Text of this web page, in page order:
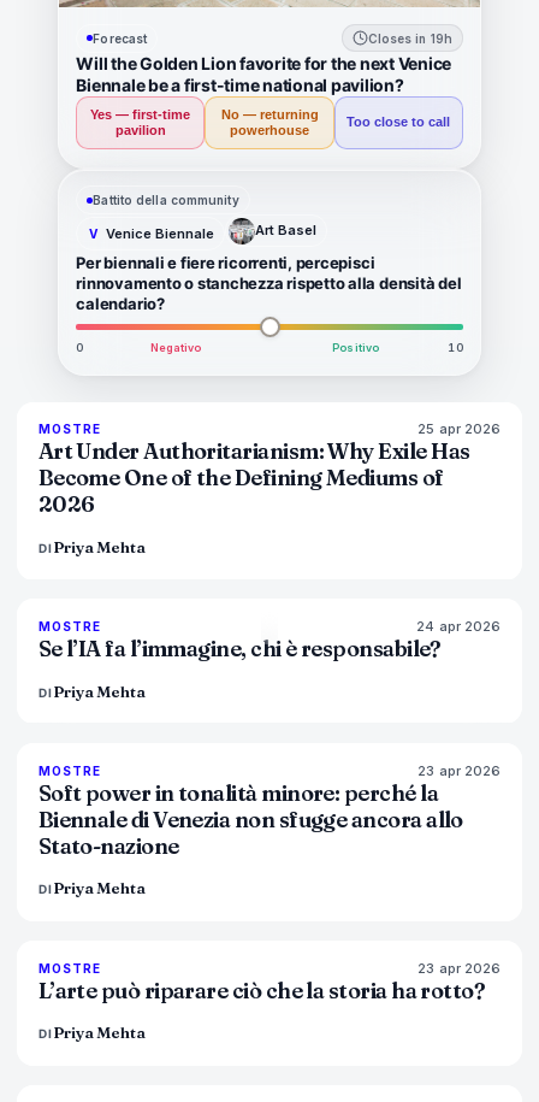
Forecast Closes in 19h
Will the Golden Lion favorite for the next Venice
Biennale be a first-time national pavilion?
Yes — first-time
pavilion
No — returning
powerhouse
Too close to call
Battito della community
V Venice Biennale Art Basel
Per biennali e fiere ricorrenti, percepisci
rinnovamento o stanchezza rispetto alla densità del
calendario?
0 Negativo Positivo 10
77% 64
MOSTRE 25 apr 2026
Art Under Authoritarianism: Why Exile Has
Become One of the Defining Mediums of
2026
DIPriya Mehta
76% 69
MOSTRE 24 apr 2026
Se l’IA fa l’immagine, chi è responsabile?
DIPriya Mehta
78% 88
MOSTRE 23 apr 2026
Soft power in tonalità minore: perché la
Biennale di Venezia non sfugge ancora allo
Stato-nazione
DI Priya Mehta
79% 56
MOSTRE 23 apr 2026
L’arte può riparare ciò che la storia ha rotto?
DIPriya Mehta